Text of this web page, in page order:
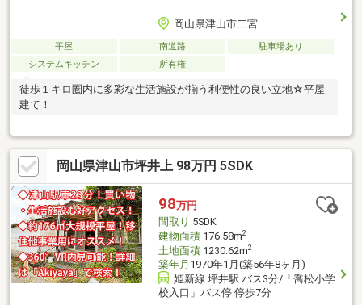
岡山県津山市二宮
平屋 南道路
駐車場あり
システムキッチン
所有権
徒歩１キロ圏内に多彩な生活施設が揃う利便性の良い立地☆平屋
建て！
岡山県津山市坪井上 98万円 5SDK
98万円
間取り 5SDK
建物面積176.58m2
土地面積1230.62m2
築年月 1970年1月(築56年8ヶ月)
姫新線 坪井駅 バス3分/「喬松小学
校入口」バス停 停歩7分